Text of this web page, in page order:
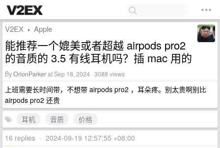
V2EX › Apple
能推荐一个媲美或者超越 airpods pro2
的音质的 3.5 有线耳机吗？插 mac 用的
ByOrionParkerat Sep 18, 2024 · 3088 views
上班需要长时间带，不想带 airpods pro2 ，耳朵疼。别太贵啊别比
airpods pro2 还贵
耳机
音质
价格
16 replies • 2024-09-19 12:57:55 +08:00